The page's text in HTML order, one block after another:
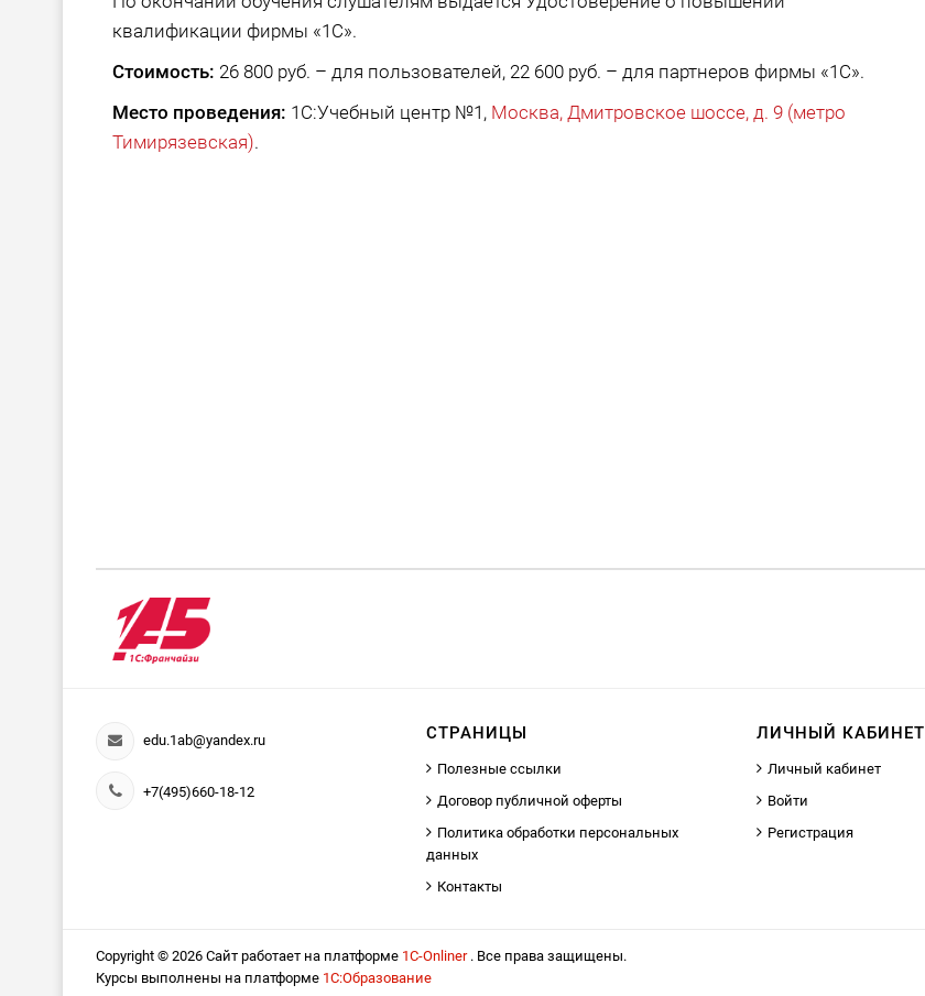
квалификации фирмы «1С».
Стоимость: 26 800 руб. – для пользователей, 22 600 руб. – для партнеров фирмы «1С».
Место проведения: 1С:Учебный центр №1, Москва, Дмитровское шоссе, д. 9 (метро
Тимирязевская).
edu.1ab@yandex.ru
+7(495)660-18-12
СТРАНИЦЫ
Полезные ссылки
Договор публичной оферты
Политика обработки персональных
данных
Контакты
ЛИЧНЫЙ КАБИНЕТ
Личный кабинет
Войти
Регистрация
Copyright © 2026 Сайт работает на платформе 1С-Onliner . Все права защищены.
Курсы выполнены на платформе 1С:Образование